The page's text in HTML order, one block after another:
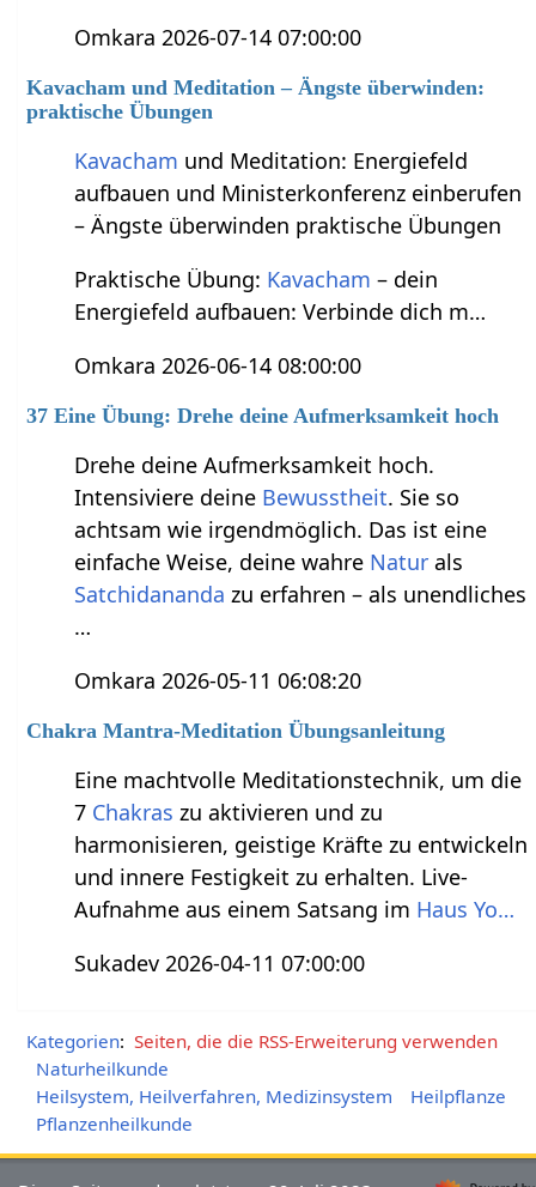
Omkara 2026-07-14 07:00:00
Kavacham und Meditation – Ängste überwinden:
praktische Übungen
Kavacham und Meditation: Energiefeld
aufbauen und Ministerkonferenz einberufen
– Ängste überwinden praktische Übungen
Praktische Übung: Kavacham – dein
Energiefeld aufbauen: Verbinde dich m…
Omkara 2026-06-14 08:00:00
37 Eine Übung: Drehe deine Aufmerksamkeit hoch
Drehe deine Aufmerksamkeit hoch.
Intensiviere deine Bewusstheit. Sie so
achtsam wie irgendmöglich. Das ist eine
einfache Weise, deine wahre Natur als
Satchidananda zu erfahren – als unendliches
…
Omkara 2026-05-11 06:08:20
Chakra Mantra-Meditation Übungsanleitung
Eine machtvolle Meditationstechnik, um die
7 Chakras zu aktivieren und zu
harmonisieren, geistige Kräfte zu entwickeln
und innere Festigkeit zu erhalten. Live-
Aufnahme aus einem Satsang im Haus Yo…
Sukadev 2026-04-11 07:00:00
Kategorien: Seiten, die die RSS-Erweiterung verwenden
Naturheilkunde
Heilsystem, Heilverfahren, Medizinsystem
Heilpflanze
Pflanzenheilkunde